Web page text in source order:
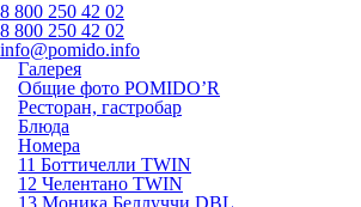
8 800 250 42 02
8 800 250 42 02
info@pomido.info
Галерея
Общие фото POMIDO’R
Ресторан, гастробар
Блюда
Номера
11 Боттичелли TWIN
12 Челентано TWIN
13 Моника Беллуччи DBL